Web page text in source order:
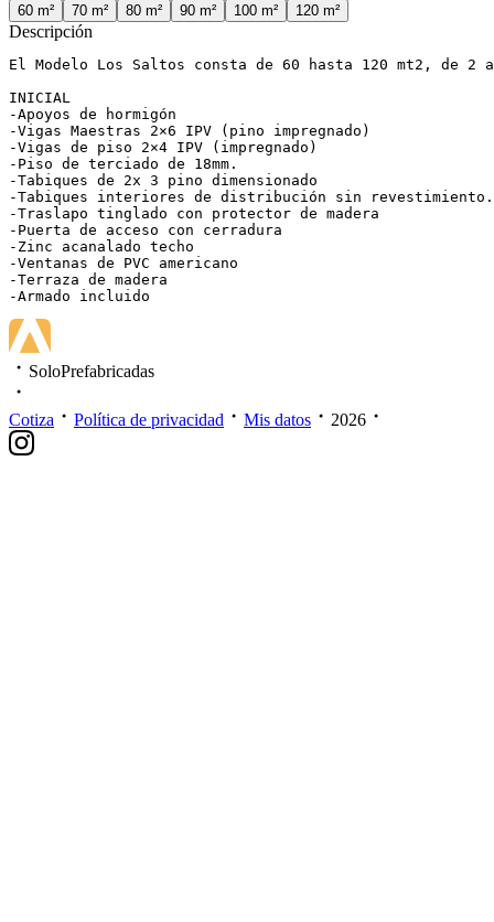
60 m² 70 m² 80 m² 90 m² 100 m² 120 m²
Descripción
El Modelo Los Saltos consta de 60 hasta 120 mt2, de 2
INICIAL
-Apoyos de hormigón
-Vigas Maestras 2×6 IPV (pino impregnado)
-Vigas de piso 2×4 IPV (impregnado)
-Piso de terciado de 18mm.
-Tabiques de 2x 3 pino dimensionado
-Tabiques interiores de distribución sin revestimiento.
-Traslapo tinglado con protector de madera
-Puerta de acceso con cerradura
-Zinc acanalado techo
-Ventanas de PVC americano
-Terraza de madera
-Armado incluido
SoloPrefabricadas
Cotiza Política de privacidad Mis datos 2026